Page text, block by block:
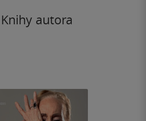
Knihy autora